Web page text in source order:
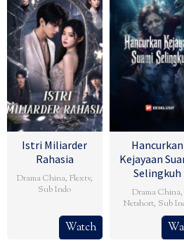
Istri Miliarder
Rahasia
Drama China, Flextv,
Sub Indo
Watch
Hancurkan
Kejayaan
Selingkuh
Drama China,
Netshort, Sub